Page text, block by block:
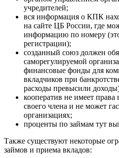
учредителей;
вся информация о КПК
на сайте ЦБ России, где
информацию по номеру
регистрации);
созданный союз должен
саморегулируемой
финансовые фонды для
вкладчиков при
расходы превысили
кооператив не имеет права
своего члена и не может
организациях;
проценты по займам тут
Также существуют некоторые
займов и приема вкладов: